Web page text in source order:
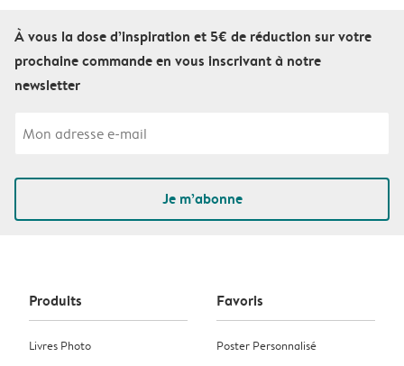
À vous la dose d’inspiration et 5€ de réduction sur votre
prochaine commande en vous inscrivant à notre
newsletter
Je m’abonne
Produits
Livres Photo
Favoris
Poster Personnalisé